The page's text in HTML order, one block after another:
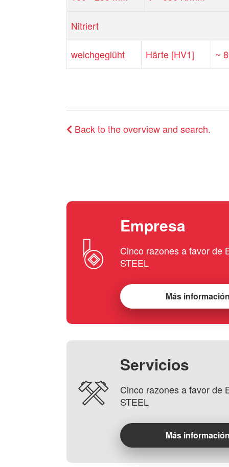
Nitriert
weichgeglüht Härte [HV1] ~
Back to the overview and search.
Empresa
Cinco razones a favor de
STEEL
Más
Servicios
Cinco razones a favor de
STEEL
Más